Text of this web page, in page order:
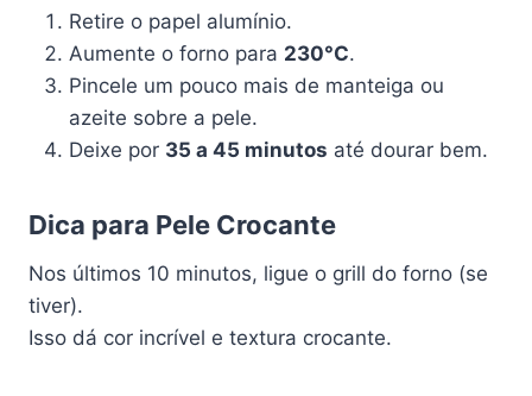
Retire o papel alumínio.
Aumente o forno para 230°C.
Pincele um pouco mais de manteiga ou
azeite sobre a pele.
Deixe por 35 a 45 minutos até dourar bem.
Dica para Pele Crocante
Nos últimos 10 minutos, ligue o grill do forno (se
tiver).
Isso dá cor incrível e textura crocante.